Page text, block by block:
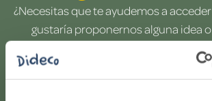
¿Necesitas que te ayudemos a acceder
gustaría proponernos alguna idea
producto? ¿Has realizado un pedido y
todo va viento en popa? Ponte en
nosotros.